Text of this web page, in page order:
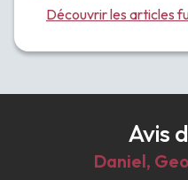
Découvrir les articles
Avis
Daniel,